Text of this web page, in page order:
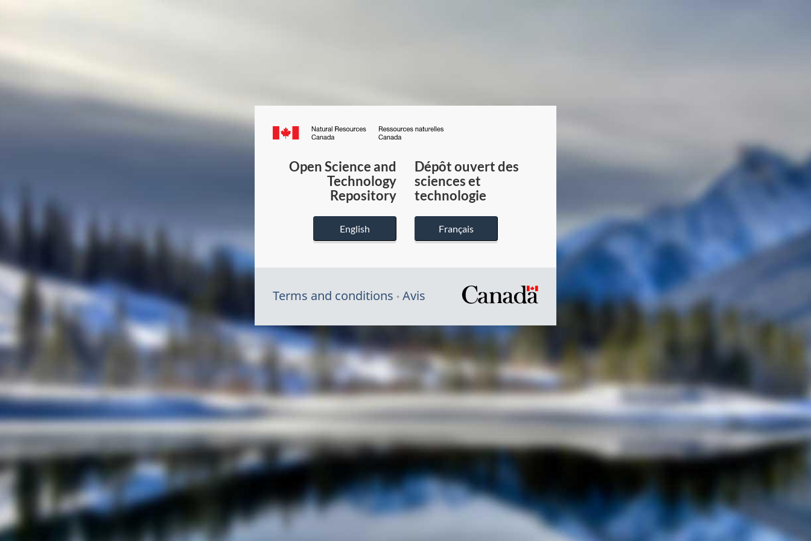
Canada.ca
du
Canada
Open Science and
Technology
Repository
English
Dépôt ouvert des
sciences et
technologie
Français
Terms and conditions Avis
/
gouvernement
du
Canada